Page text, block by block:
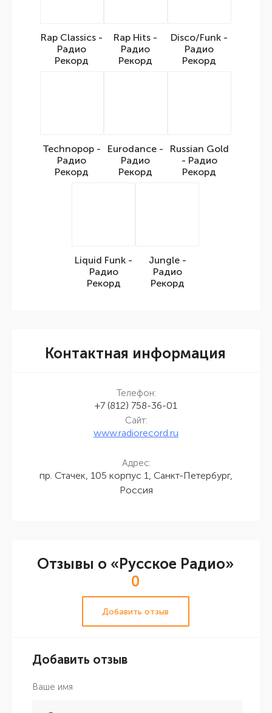
Rap Classics -
Радио
Рекорд
Rap Hits -
Радио
Рекорд
Disco/Funk -
Радио
Рекорд
Technopop -
Радио
Рекорд
Eurodance -
Радио
Рекорд
Russian Gold
- Радио
Рекорд
Liquid Funk -
Радио
Рекорд
Jungle -
Радио
Рекорд
Контактная информация
Телефон:
+7 (812) 758-36-01
Сайт:
www.radiorecord.ru
Адрес:
пр. Стачек, 105 корпус 1, Санкт-Петербург,
Россия
Отзывы о «Русское Радио»
0
Добавить отзыв
Добавить отзыв
Ваше имя